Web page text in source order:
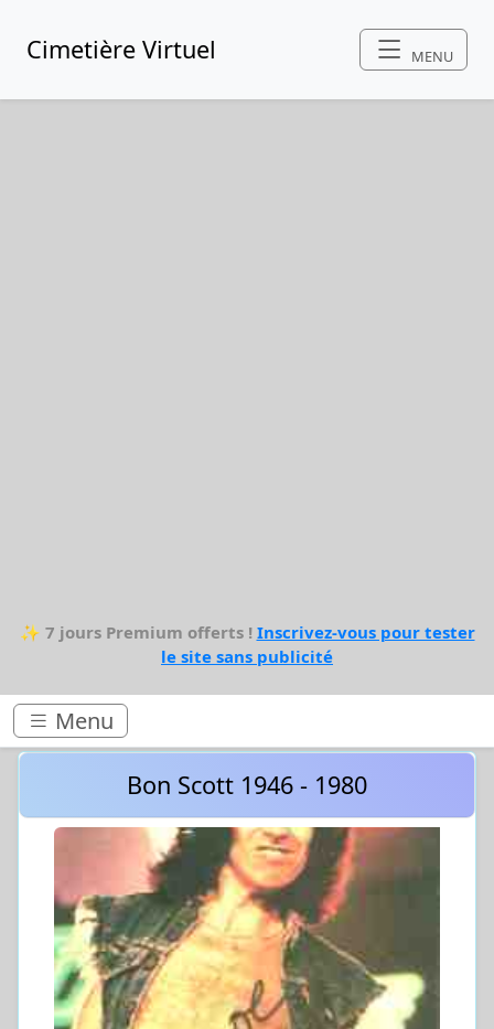
Cimetière Virtuel MENU
✨ 7 jours Premium offerts ! Inscrivez-vous pour tester
le site sans publicité
Menu
Bon Scott 1946 - 1980